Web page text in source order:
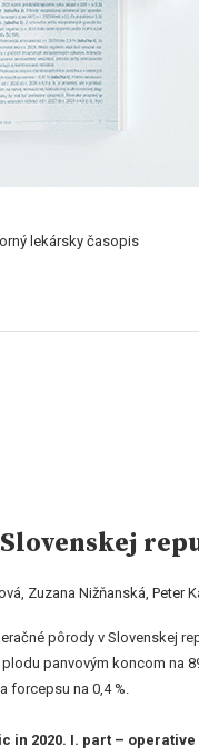
lekársky časopis
Zuzana Nižňanská, Peter
pôrody v Slovenskej
panvovým koncom na
forcepsu na 0,4 %.
in 2020. I. part –